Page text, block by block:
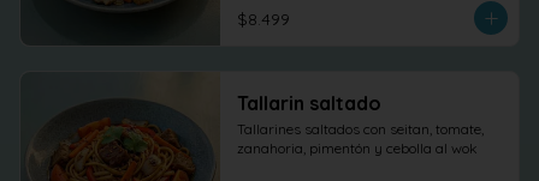
$8.499
Tallarin saltado
Tallarines saltados con seitan, tomate,
zanahoria, pimentón y cebolla al wok